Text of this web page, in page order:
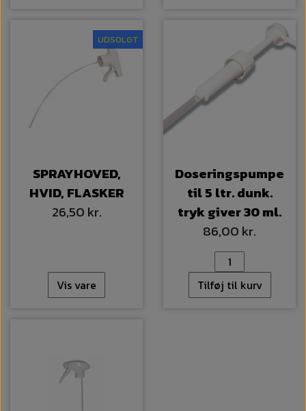
UDSOLGT
SPRAYHOVED,
HVID, FLASKER
26,50 kr.
Vis vare
Doseringspumpe
til 5 ltr. dunk.
tryk giver 30 ml.
86,00 kr.
Tilføj til kurv